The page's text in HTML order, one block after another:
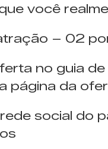
você
– 02
no guia
página da
social do